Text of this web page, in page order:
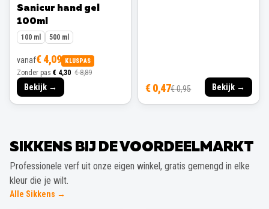
Sanicur hand gel
100ml
100 ml 500 ml
vanaf€ 4,09 KLUSPAS
Zonder pas € 4,30 € 8,89
Bekijk → € 0,47€ 0,95 Bekijk →
SIKKENS BIJ DE VOORDEELMARKT
Professionele verf uit onze eigen winkel, gratis gemengd in elke
kleur die je wilt.
Alle Sikkens →